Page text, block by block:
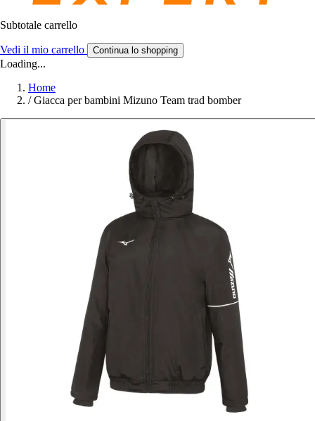
Subtotale carrello
Vedi il mio carrello Continua lo shopping
Loading...
Home
/ Giacca per bambini Mizuno Team trad bomber